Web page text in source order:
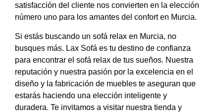
satisfacción del cliente nos convierten en la elección
número uno para los amantes del confort en Murcia.
Si estás buscando un sofá relax en Murcia, no
busques más. Lax Sofá es tu destino de confianza
para encontrar el sofá relax de tus sueños. Nuestra
reputación y nuestra pasión por la excelencia en el
diseño y la fabricación de muebles te aseguran que
estarás haciendo una elección inteligente y
duradera. Te invitamos a visitar nuestra tienda y